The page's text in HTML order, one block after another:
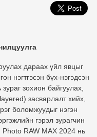
дараах үйл явцыг
нэгтгэсэн бүх-нэгэдсэн
зохион байгуулах,
засварлалт хийх,
боломжуудыг нэгэн
гэрэл зурагчин
Photo RAW MAX 2024 нь